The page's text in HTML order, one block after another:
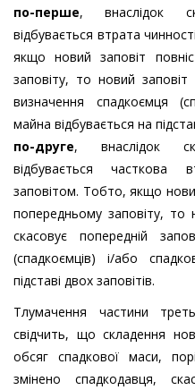
по-перше, внаслідок
відбувається втрата
якщо новий заповіт
заповіту, то новий заповіт
визначення спадкоємця
майна відбувається на
по-друге, внаслідок
відбувається часткова
заповітом. Тобто, якщо
попередньому заповіту, то
скасовує попередній
(спадкоємців) і/або
підставі двох заповітів.
Тлумачення частини
свідчить, що складення
обсяг спадкової маси,
змінено спадкодавця,